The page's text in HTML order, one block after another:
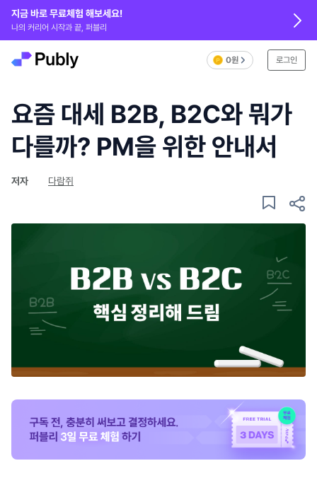
지금 바로 무료체험 해보세요!
나의 커리어 시작과 끝, 퍼블리
0원 로그인
요즘 대세 B2B, B2C와 뭐가
다를까? PM을 위한 안내서
저자 다람쥐